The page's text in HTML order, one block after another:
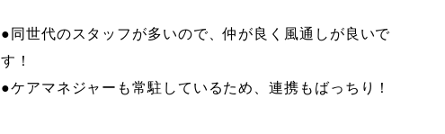
●同世代のスタッフが多いので、仲が良く風通しが良いで
す！
●ケアマネジャーも常駐しているため、連携もばっちり！